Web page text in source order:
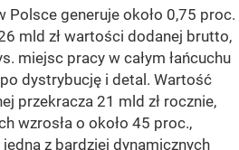
Polsce generuje około 0,75 proc.
mld zł wartości dodanej brutto,
miejsc pracy w całym łańcuchu
dystrybucję i detal. Wartość
przekracza 21 mld zł rocznie,
wzrosła o około 45 proc.,
z bardziej dynamicznych